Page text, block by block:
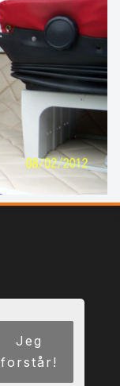
Jeg
forstår!